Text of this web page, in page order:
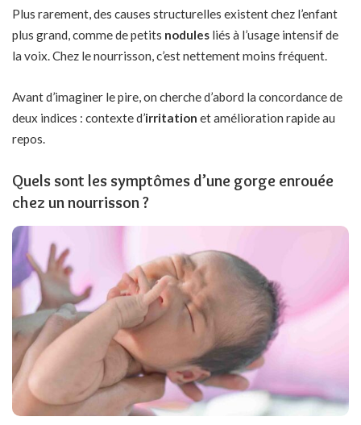
Plus rarement, des causes structurelles existent chez l’enfant
plus grand, comme de petits nodules liés à l’usage intensif de
la voix. Chez le nourrisson, c’est nettement moins fréquent.
Avant d’imaginer le pire, on cherche d’abord la concordance de
deux indices : contexte d’irritation et amélioration rapide au
repos.
Quels sont les symptômes d’une gorge enrouée
chez un nourrisson ?